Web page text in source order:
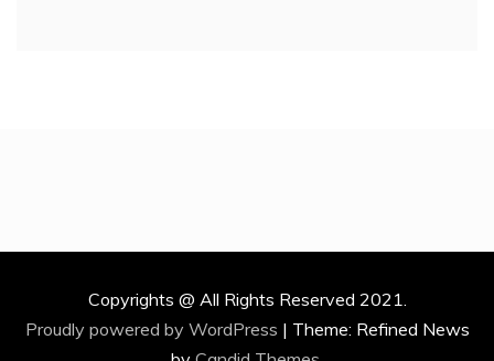
Copyrights @ All Rights Reserved 2021.
Proudly powered by WordPress | Theme: Refined News